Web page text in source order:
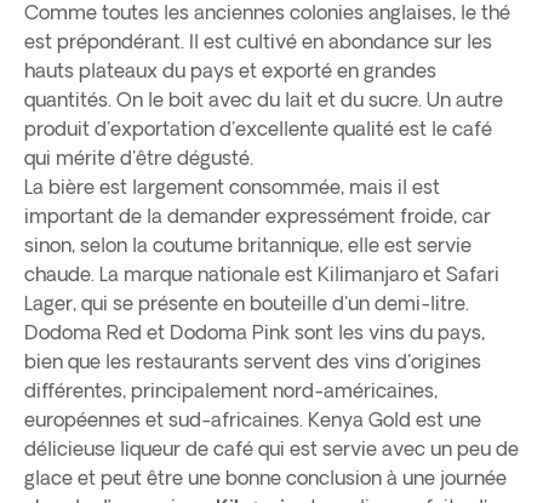
Comme toutes les anciennes colonies anglaises, le thé
est prépondérant. Il est cultivé en abondance sur les
hauts plateaux du pays et exporté en grandes
quantités. On le boit avec du lait et du sucre. Un autre
produit d'exportation d'excellente qualité est le café
qui mérite d'être dégusté.
La bière est largement consommée, mais il est
important de la demander expressément froide, car
sinon, selon la coutume britannique, elle est servie
chaude. La marque nationale est Kilimanjaro et Safari
Lager, qui se présente en bouteille d'un demi-litre.
Dodoma Red et Dodoma Pink sont les vins du pays,
bien que les restaurants servent des vins d'origines
différentes, principalement nord-américaines,
européennes et sud-africaines. Kenya Gold est une
délicieuse liqueur de café qui est servie avec un peu de
glace et peut être une bonne conclusion à une journée